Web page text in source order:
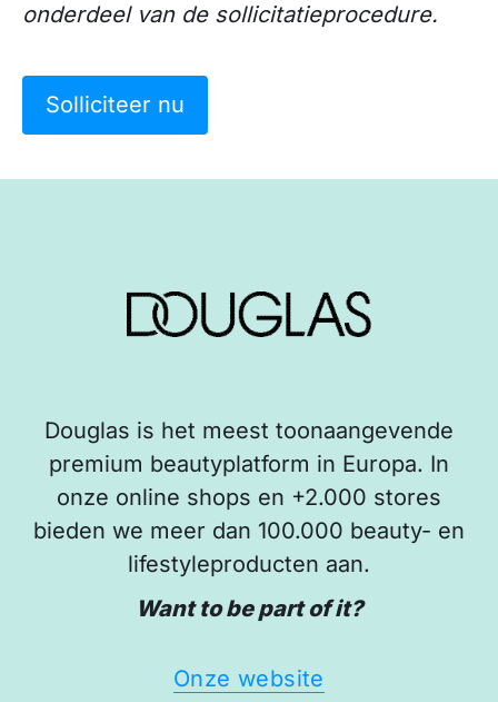
onderdeel van de sollicitatieprocedure.
Solliciteer nu
Douglas is het meest toonaangevende
premium beautyplatform in Europa. In
onze online shops en +2.000 stores
bieden we meer dan 100.000 beauty- en
lifestyleproducten aan.
Want to be part of it?
Onze website